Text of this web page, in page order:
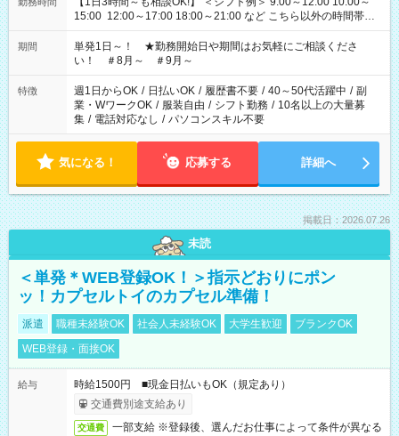
15:00 12:00～17:00 18:00～21:00 など こちら以外の時間帯も
お気軽にご相談ください！
期間
単発1日～！ ★勤務開始日や期間はお気軽にご相談くださ
い！ ＃8月～ ＃9月～
特徴 週1日からOK / 日払いOK / 履歴書不要 / 40～50代活躍中 / 副
業・WワークOK / 服装自由 / シフト勤務 / 10名以上の大量募
集 / 電話対応なし / パソコンスキル不要
気になる！ 応募する 詳細へ
掲載日：2026.07.26
未読
＜単発＊WEB登録OK！＞指示どおりにポン
ッ！カプセルトイのカプセル準備！
派遣 職種未経験OK 社会人未経験OK 大学生歓迎
ブランクOK
WEB登録・面接OK
給与
時給1500円 ■現金日払いもOK（規定あり）
交通費別途支給あり
交通費
一部支給 ※登録後、選んだお仕事によって条件が異なる